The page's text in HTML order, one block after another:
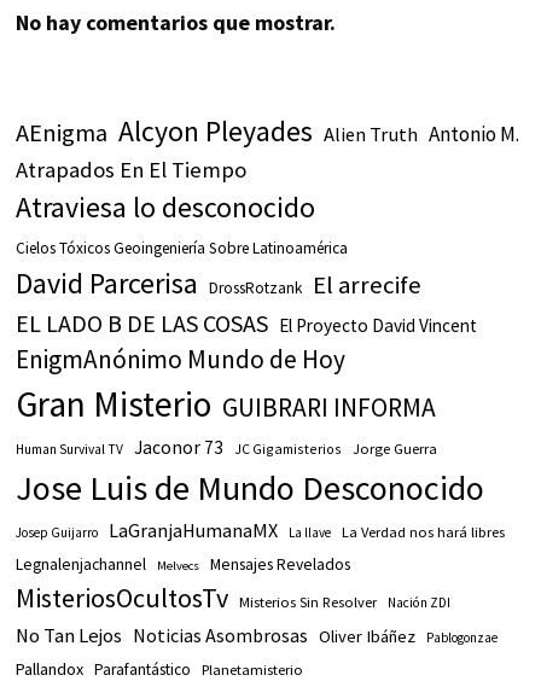
No hay comentarios que mostrar.
AEnigma Alcyon Pleyades Alien Truth Antonio M.
Atrapados En El Tiempo
Atraviesa lo desconocido
Cielos Tóxicos Geoingeniería Sobre Latinoamérica
David Parcerisa DrossRotzank El arrecife
EL LADO B DE LAS COSAS El Proyecto David Vincent
EnigmAnónimo Mundo de Hoy
Gran Misterio GUIBRARI INFORMA
Human Survival TV Jaconor 73 JC Gigamisterios Jorge Guerra
Jose Luis de Mundo Desconocido
Josep Guijarro LaGranjaHumanaMX La llave La Verdad nos hará libres
Legnalenjachannel Melvecs Mensajes Revelados
MisteriosOcultosTv Misterios Sin Resolver Nación ZDI
No Tan Lejos Noticias Asombrosas Oliver Ibáñez Pablogonzae
Pallandox Parafantástico Planetamisterio